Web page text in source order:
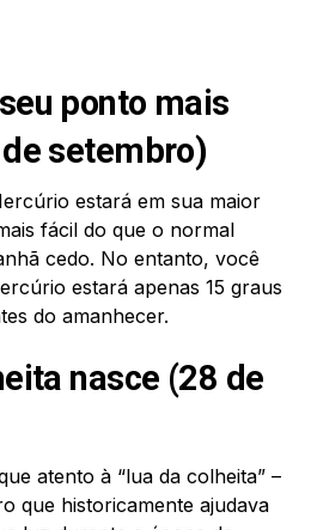
ponto mais
setembro)
estará em sua maior
fácil do que o normal
cedo. No entanto, você
estará apenas 15 graus
do amanhecer.
nasce (28 de
atento à “lua da colheita” –
que historicamente ajudava